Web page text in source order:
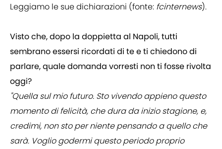
Leggiamo le sue dichiarazioni (fonte: fcinternews).
Visto che, dopo la doppietta al Napoli, tutti
sembrano essersi ricordati di te e ti chiedono di
parlare, quale domanda vorresti non ti fosse rivolta
oggi?
"Quella sul mio futuro. Sto vivendo appieno questo
momento di felicità, che dura da inizio stagione, e,
credimi, non sto per niente pensando a quello che
sarà. Voglio godermi questo periodo proprio